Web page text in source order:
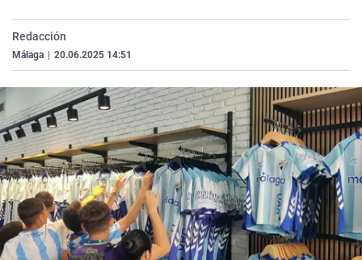
Como el perro y el
Equipo de
Operación Viuda
La Rioja
Navarra
País Vasco
Elecciones
Redacción
Málaga 20.06.2025 14:51